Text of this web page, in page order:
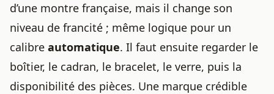
d’une montre française, mais il change son
niveau de francité ; même logique pour un
calibre automatique. Il faut ensuite regarder le
boîtier, le cadran, le bracelet, le verre, puis la
disponibilité des pièces. Une marque crédible